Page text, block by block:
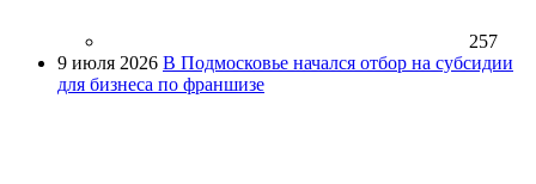
257
9 июля 2026 В Подмосковье начался отбор на субсидии
для бизнеса по франшизе